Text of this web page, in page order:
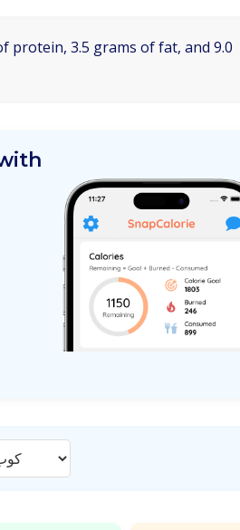
protein, 3.5 grams of fat, and 9.0